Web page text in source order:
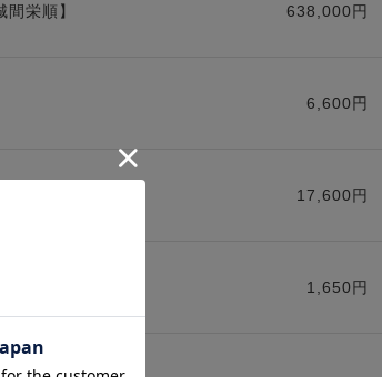
栄順】 638,000円
6,600円
17,600円
1,650円